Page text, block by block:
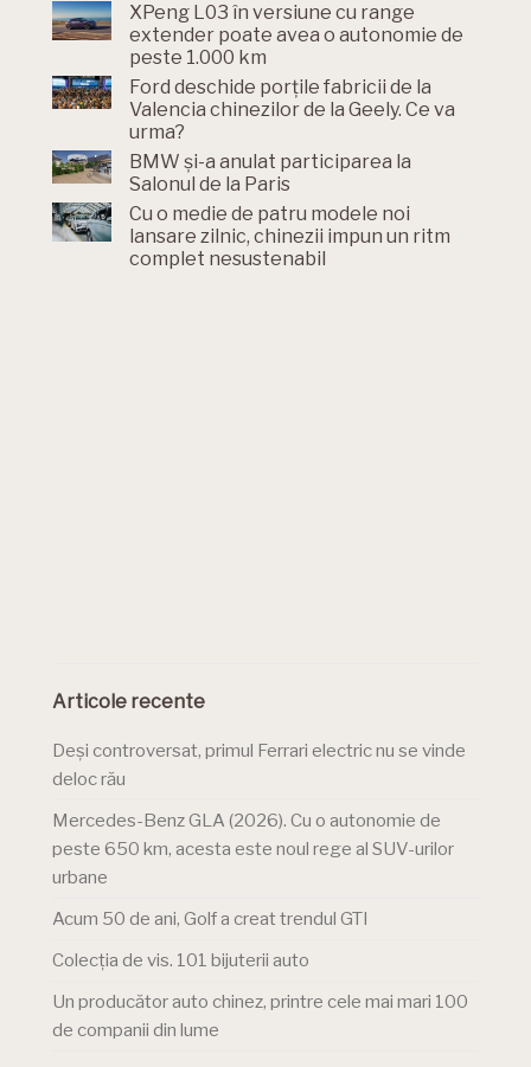
XPeng L03 în versiune cu range
extender poate avea o autonomie de
peste 1.000 km
Ford deschide porțile fabricii de la
Valencia chinezilor de la Geely. Ce va
urma?
BMW și-a anulat participarea la
Salonul de la Paris
Cu o medie de patru modele noi
lansare zilnic, chinezii impun un ritm
complet nesustenabil
Articole recente
Deși controversat, primul Ferrari electric nu se vinde
deloc rău
Mercedes-Benz GLA (2026). Cu o autonomie de
peste 650 km, acesta este noul rege al SUV-urilor
urbane
Acum 50 de ani, Golf a creat trendul GTI
Colecția de vis. 101 bijuterii auto
Un producător auto chinez, printre cele mai mari 100
de companii din lume